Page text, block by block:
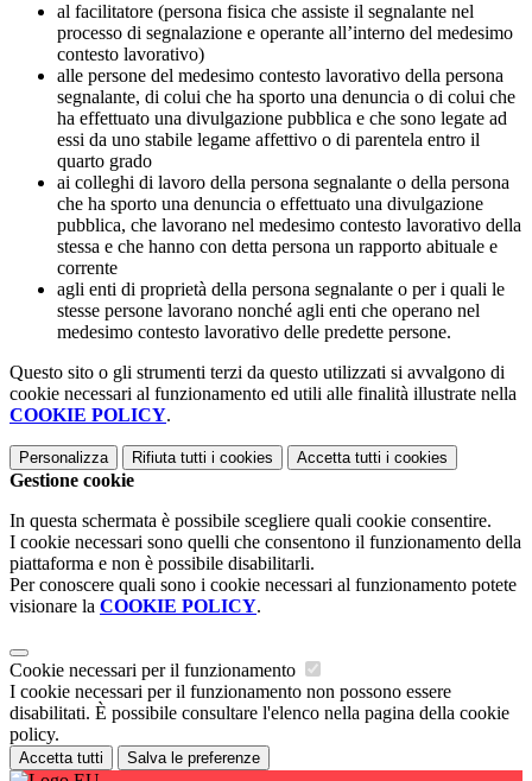
al facilitatore (persona fisica che assiste il segnalante nel
processo di segnalazione e operante all’interno del medesimo
contesto lavorativo)
alle persone del medesimo contesto lavorativo della persona
segnalante, di colui che ha sporto una denuncia o di colui che
ha effettuato una divulgazione pubblica e che sono legate ad
essi da uno stabile legame affettivo o di parentela entro il
quarto grado
ai colleghi di lavoro della persona segnalante o della persona
che ha sporto una denuncia o effettuato una divulgazione
pubblica, che lavorano nel medesimo contesto lavorativo della
stessa e che hanno con detta persona un rapporto abituale e
corrente
agli enti di proprietà della persona segnalante o per i quali le
stesse persone lavorano nonché agli enti che operano nel
medesimo contesto lavorativo delle predette persone.
Questo sito o gli strumenti terzi da questo utilizzati si avvalgono di
cookie necessari al funzionamento ed utili alle finalità illustrate nella
COOKIE POLICY.
Personalizza Rifiuta tutti i cookies Accetta tutti i cookies
Gestione cookie
In questa schermata è possibile scegliere quali cookie consentire.
I cookie necessari sono quelli che consentono il funzionamento della
piattaforma e non è possibile disabilitarli.
Per conoscere quali sono i cookie necessari al funzionamento potete
visionare la COOKIE POLICY.
Cookie necessari per il funzionamento
I cookie necessari per il funzionamento non possono essere
disabilitati. È possibile consultare l'elenco nella pagina della cookie
policy.
Accetta tutti Salva le preferenze